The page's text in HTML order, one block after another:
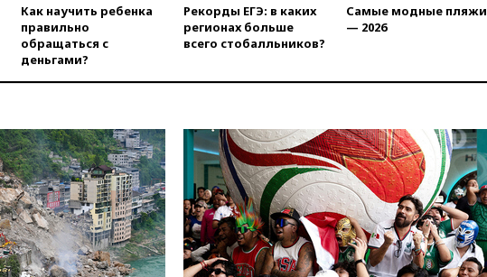
аэропорт Геленджика
возобновили работу
Финляндии приходит в упадок
без российских туристов
вчера, 18:35В Жуковском и
аэропорту Геленджика
введены ограничения
вчера, 18:21Зюганов
присоединился к критике
«Яблока»
Как научить ребенка
правильно
обращаться с
деньгами?
Рекорды ЕГЭ: в каких
регионах больше
всего стобалльников?
Самые модные пляжи
— 2026